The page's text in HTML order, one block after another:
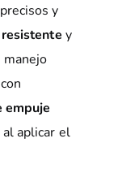
y
y
empuje
aplicar el